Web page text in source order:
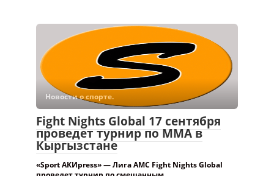
Новости о спорте.
Fight Nights Global 17 сентября
проведет турнир по ММА в
Кыргызстане
«Sport АКИpress» — Лига AMC Fight Nights Global